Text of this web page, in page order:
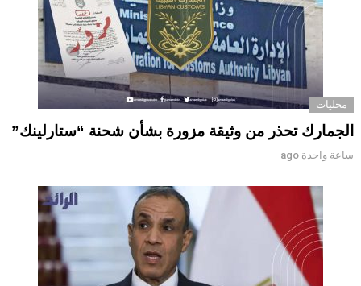
محليات
الجمارك تحذر من وثيقة مزورة بشأن شحنة “ستارلينك”
ساعة واحدة ago